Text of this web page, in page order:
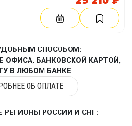
СПОСОБОМ:
ОФИСА, БАНКОВСКОЙ КАРТОЙ,
В ЛЮБОМ БАНКЕ
ОБ ОПЛАТЕ
РЕГИОНЫ РОССИИ И СНГ: